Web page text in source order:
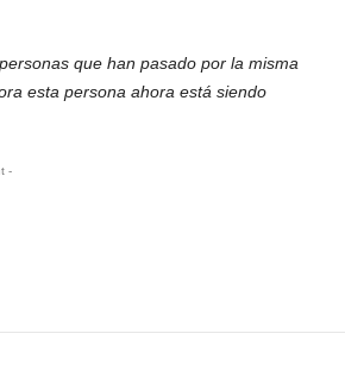
que han pasado por la misma
esta persona ahora está siendo
-